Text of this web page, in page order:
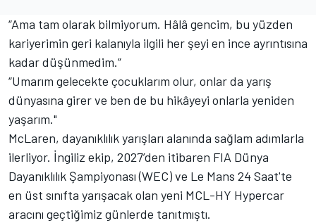
“Ama tam olarak bilmiyorum. Hâlâ gencim, bu yüzden
kariyerimin geri kalanıyla ilgili her şeyi en ince ayrıntısına
kadar düşünmedim.”
“Umarım gelecekte çocuklarım olur, onlar da yarış
dünyasına girer ve ben de bu hikâyeyi onlarla yeniden
yaşarım."
McLaren, dayanıklılık yarışları alanında sağlam adımlarla
ilerliyor. İngiliz ekip, 2027’den itibaren FIA Dünya
Dayanıklılık Şampiyonası (WEC) ve Le Mans 24 Saat'te
en üst sınıfta yarışacak olan yeni MCL-HY Hypercar
aracını geçtiğimiz günlerde tanıtmıştı.